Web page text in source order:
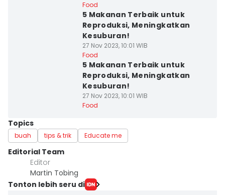
Food
5 Makanan Terbaik untuk
Reproduksi, Meningkatkan
Kesuburan!
27 Nov 2023, 10:01 WIB
Food
5 Makanan Terbaik untuk
Reproduksi, Meningkatkan
Kesuburan!
27 Nov 2023, 10:01 WIB
Food
Topics
buah tips & trik Educate me
Editorial Team
Editor
Martin Tobing
Tonton lebih seru di